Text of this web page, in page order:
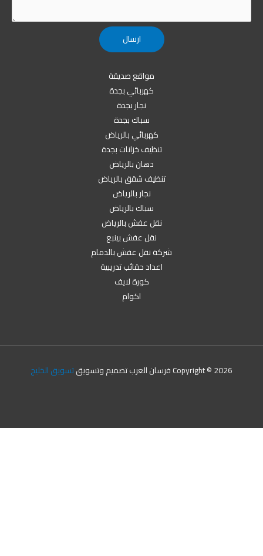
مواقع صديقة
كهربائي بجدة
نجار بجدة
سباك بجدة
كهربائي بالرياض
تنظيف خزانات بجدة
دهان بالرياض
تنظيف شقق بالرياض
نجار بالرياض
سباك بالرياض
نقل عفش بالرياض
نقل عفش بينبع
شركة نقل عفش بالدمام
اعداد حقائب تدريبية
كورة لايف
Copyright © 2026 فرسان العرب تصميم وتسويق تسويق الخليج